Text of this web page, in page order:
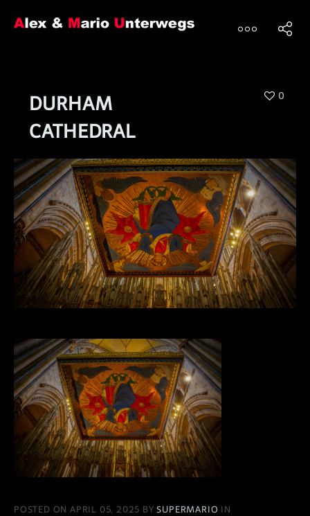
DURHAM
CATHEDRAL
0
POSTED ON APRIL 05, 2025 BYSUPERMARIO IN